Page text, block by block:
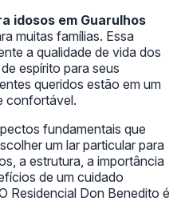
idosos em Guarulhos
muitas famílias. Essa
a qualidade de vida dos
espírito para seus
queridos estão em um
confortável.
fundamentais que
um lar particular para
a estrutura, a importância
de um cuidado
Residencial Don Benedito é